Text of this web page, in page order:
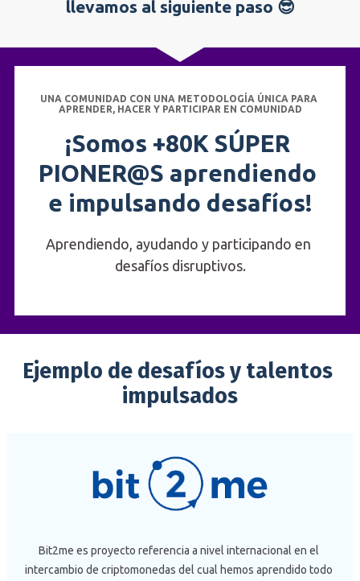
llevamos al siguiente paso 😎
UNA COMUNIDAD CON UNA METODOLOGÍA ÚNICA PARA
APRENDER, HACER Y PARTICIPAR EN COMUNIDAD
¡Somos +80K SÚPER
PIONER@S aprendiendo
e impulsando desafíos!
Aprendiendo, ayudando y participando en
desafíos disruptivos.
Ejemplo de desafíos y talentos
impulsados
Bit2me es proyecto referencia a nivel internacional en el
intercambio de criptomonedas del cual hemos aprendido todo